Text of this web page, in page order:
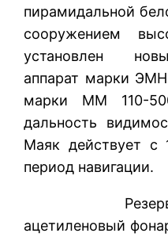
пирамидальной
сооружением
установлен
аппарат марки
марки ММ 110-
дальность
Маяк действует
период навигации.
Резервным
ацетиленовый